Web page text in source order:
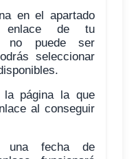
en el apartado
de tu
no puede ser
seleccionar
la página la que
al conseguir
una fecha de